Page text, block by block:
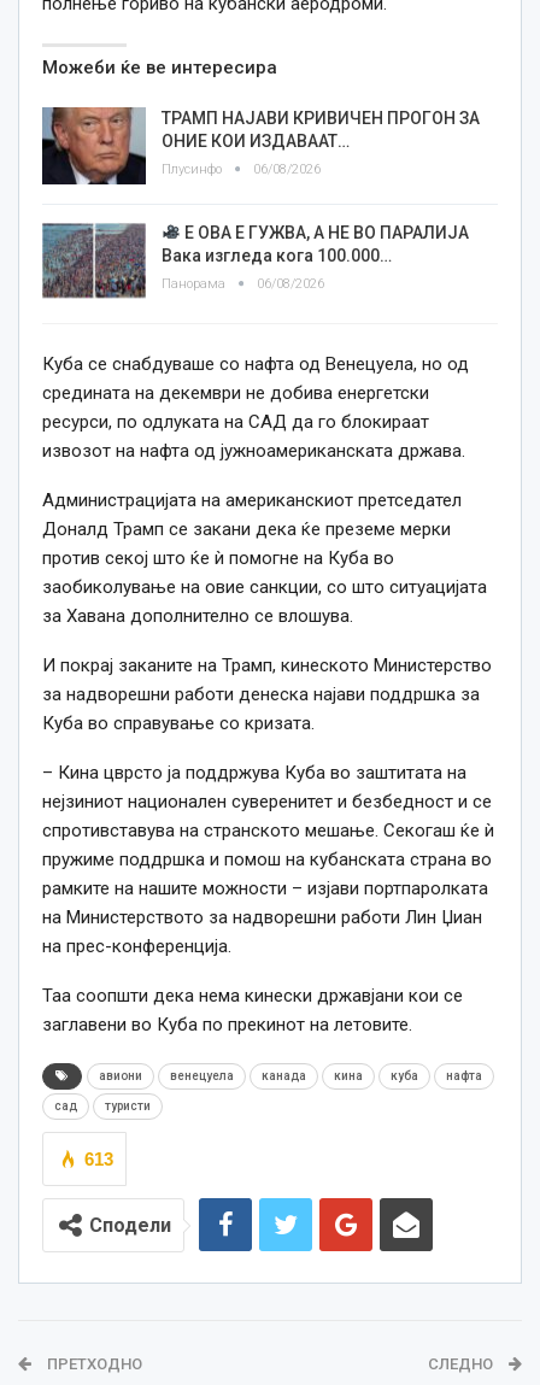
Можеби ќе ве интересира
ТРАМП НАЈАВИ КРИВИЧЕН ПРОГОН ЗА
ОНИЕ КОИ ИЗДАВААТ…
Плусинфо 06/08/2026
Е ОВА Е ГУЖВА, А НЕ ВО ПАРАЛИЈА
Вака изгледа кога 100.000…
Панорама 06/08/2026
Куба се снабдуваше со нафта од Венецуела, но од
средината на декември не добива енергетски
ресурси, по одлуката на САД да го блокираат
извозот на нафта од јужноамериканската држава.
Администрацијата на американскиот претседател
Доналд Трамп се закани дека ќе преземе мерки
против секој што ќе ѝ помогне на Куба во
заобиколување на овие санкции, со што ситуацијата
за Хавана дополнително се влошува.
И покрај заканите на Трамп, кинеското Министерство
за надворешни работи денеска најави поддршка за
Куба во справување со кризата.
– Кина цврсто ја поддржува Куба во заштитата на
нејзиниот национален суверенитет и безбедност и се
спротивставува на странското мешање. Секогаш ќе ѝ
пружиме поддршка и помош на кубанската страна во
рамките на нашите можности – изјави портпаролката
на Министерството за надворешни работи Лин Џиан
на прес-конференција.
Таа соопшти дека нема кинески државјани кои се
заглавени во Куба по прекинот на летовите.
авиони венецуела канада кина куба нафта
сад туристи
613
Сподели
ПРЕТХОДНО СЛЕДНО